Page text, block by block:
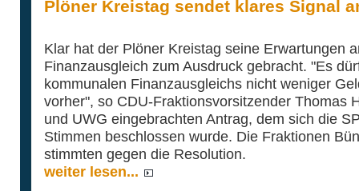
Plöner Kreistag sendet klares Signal
Klar hat der Plöner Kreistag seine Erwartungen
Finanzausgleich zum Ausdruck gebracht. "Es
kommunalen Finanzausgleichs nicht weniger
vorher", so CDU-Fraktionsvorsitzender Thomas
und UWG eingebrachten Antrag, dem sich die
Stimmen beschlossen wurde. Die Fraktionen
stimmten gegen die Resolution.
weiter lesen...